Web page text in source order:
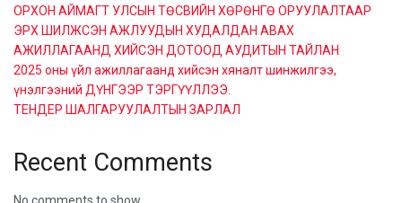
ОРХОН АЙМАГТ УЛСЫН ТӨСВИЙН ХӨРӨНГӨ ОРУУЛАЛТААР
ЭРХ ШИЛЖСЭН АЖЛУУДЫН ХУДАЛДАН АВАХ
АЖИЛЛАГААНД ХИЙСЭН ДОТООД АУДИТЫН ТАЙЛАН
2025 оны үйл ажиллагаанд хийсэн хяналт шинжилгээ,
үнэлгээний ДҮНГЭЭР ТЭРГҮҮЛЛЭЭ.
ТЕНДЕР ШАЛГАРУУЛАЛТЫН ЗАРЛАЛ
Recent Comments